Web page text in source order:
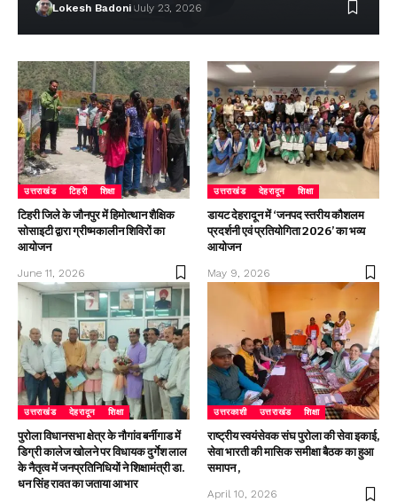
Lokesh Badoni July 23, 2026
उत्तराखंड टिहरी शिक्षा
टिहरी जिले के जौनपुर में हिमोत्थान शैक्षिक
सोसाइटी द्वारा ग्रीष्मकालीन शिविरों का
आयोजन
June 11, 2026
उत्तराखंड देहरादून शिक्षा
डायट देहरादून में ‘जनपद स्तरीय कौशलम
प्रदर्शनी एवं प्रतियोगिता 2026’ का भव्य
आयोजन
May 9, 2026
उत्तराखंड देहरादून शिक्षा
पुरोला विधानसभा क्षेत्र के नौगांव बर्नीगाड में
डिग्री कालेज खोलने पर विधायक दुर्गेश लाल
के नैतृत्व में जनप्रतिनिधियों ने शिक्षामंत्री डा.
धन सिंह रावत का जताया आभार
उत्तरकाशी उत्तराखंड शिक्षा
राष्ट्रीय स्वयंसेवक संघ पुरोला की सेवा इकाई,
सेवा भारती की मासिक समीक्षा बैठक का हुआ
समापन ,
April 10, 2026